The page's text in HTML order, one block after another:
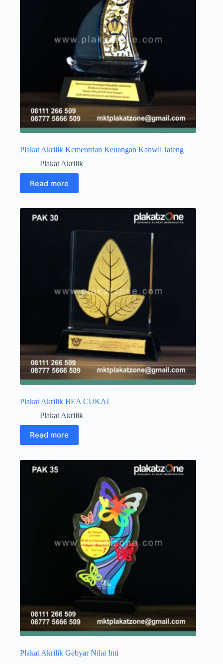
Plakat Akrilik Kementrian Keuangan Kanwil Jateng
Plakat Akrilik
Read more
Plakat Akrilik BEA CUKAI
Plakat Akrilik
Read more
Plakat Akrilik Gebyar Nilai Inti